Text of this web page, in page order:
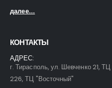
далее...
КОНТАКТЫ
АДРЕС:
г. Тирасполь, ул. Шевченко 21,
226, ТЦ "Восточный"